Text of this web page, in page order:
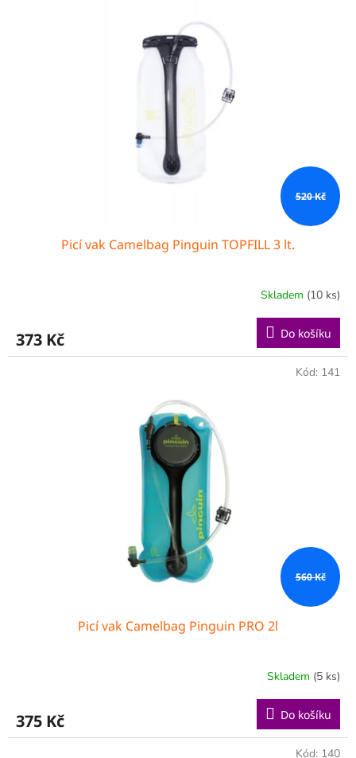
520 Kč
Picí vak Camelbag Pinguin TOPFILL 3 lt.
Skladem (10 ks)
373 Kč Do košíku
560 Kč
Picí vak Camelbag Pinguin PRO 2l
Skladem (5 ks)
375 Kč Do košíku
Kód: 141
Kód: 140